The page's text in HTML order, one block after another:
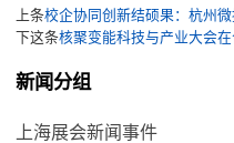
上条校企协同创新结硕果：杭州
下这条
新闻分组
上海展会新闻事件